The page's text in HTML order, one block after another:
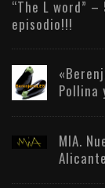
“The L word” –
episodio!!!
Pollina
MIA.
Alicante